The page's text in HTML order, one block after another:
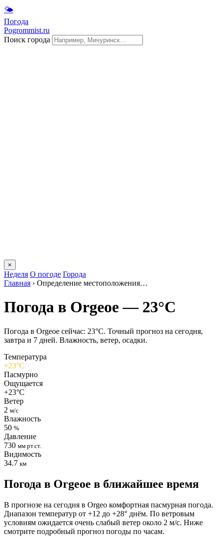
🌤
Погода
Pogrommist.ru
Поиск города
×
Неделя О погоде Города
Главная › Определение местоположения…
Погода в Orgeoе — 23°C
Погода в Orgeoе сейчас: 23°C. Точный прогноз на сегодня,
завтра и 7 дней. Влажность, ветер, осадки.
Температура
+23°C
Пасмурно
Ощущается
+23°C
Ветер
2 м/с
Влажность
50 %
Давление
730 мм рт.ст.
Видимость
34.7 км
Погода в Orgeoе в ближайшее время
В прогнозе на сегодня в Orgeo комфортная пасмурная погода.
Диапазон температур от +12 до +28° днём. По ветровым
условиям ожидается очень слабый ветер около 2 м/с. Ниже
смотрите подробный прогноз погоды по часам.